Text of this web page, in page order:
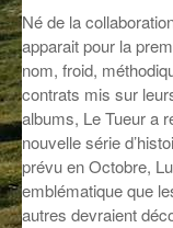
LA
MUSIQUE DES
NOS ANCIENS
SONORIK
THEME FORCE
Né de la
apparait pour la
nom, froid,
contrats mis sur
albums, Le Tueur a
nouvelle série
prévu en Octobre,
emblématique que
autres devraient